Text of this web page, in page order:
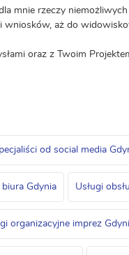
mnie rzeczy
aż do
oraz z Twoim
od social media
biura Gdynia Usługi
organizacyjne imprez